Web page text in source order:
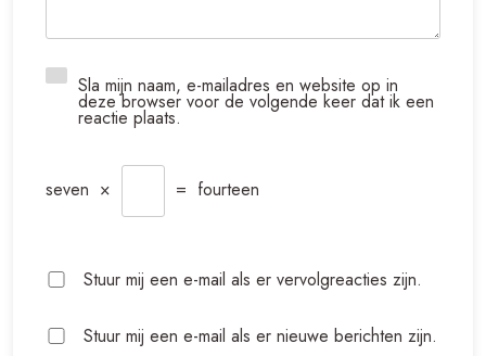
Sla mijn naam, e-mailadres en website op in
deze browser voor de volgende keer dat ik een
reactie plaats.
seven × = fourteen
Stuur mij een e-mail als er vervolgreacties zijn.
Stuur mij een e-mail als er nieuwe berichten zijn.